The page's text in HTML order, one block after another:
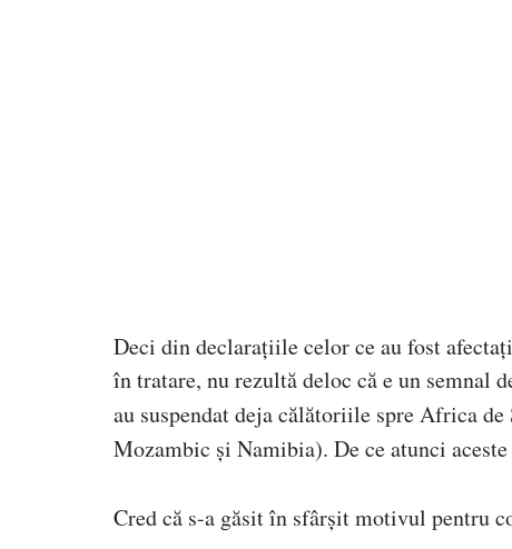
Deci din declarațiile celor ce au fost
în tratare, nu rezultă deloc că e un semnal
au suspendat deja călătoriile spre Africa de
Mozambic și Namibia). De ce atunci
Cred că s-a găsit în sfârșit motivul pentru